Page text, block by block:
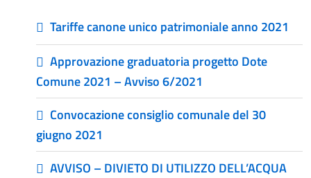
Tariffe canone unico patrimoniale anno 2021
Approvazione graduatoria progetto Dote
Comune 2021 – Avviso 6/2021
Convocazione consiglio comunale del 30
giugno 2021
AVVISO – DIVIETO DI UTILIZZO DELL’ACQUA